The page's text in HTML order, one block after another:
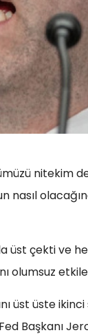
nitekim
nasıl
üst çekti ve
olumsuz
üst üste
Başkanı